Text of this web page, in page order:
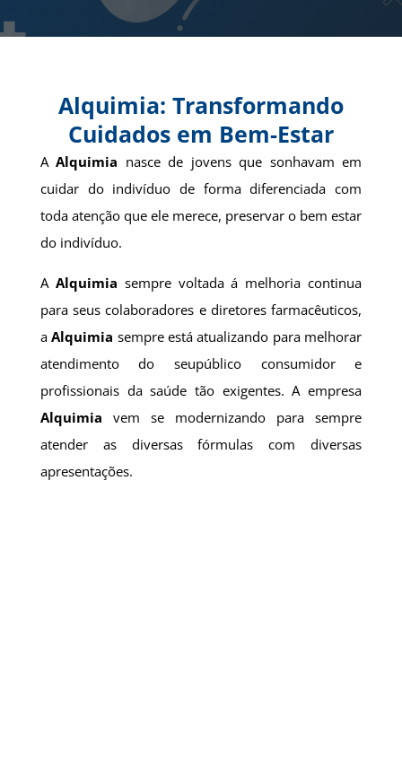
Alquimia: Transformando
Cuidados em Bem-Estar
AAlquimia nasce de jovens que sonhavam em
cuidar do indivíduo de forma diferenciada com
toda atenção que ele merece, preservar o bem estar
do indivíduo.
A Alquimia sempre voltada á melhoria continua
para seus colaboradores e diretores farmacêuticos,
aAlquimia sempre está atualizando para melhorar
atendimento do seupúblico consumidor e
profissionais da saúde tão exigentes. A empresa
Alquimia vem se modernizando para sempre
atender as diversas fórmulas com diversas
apresentações.